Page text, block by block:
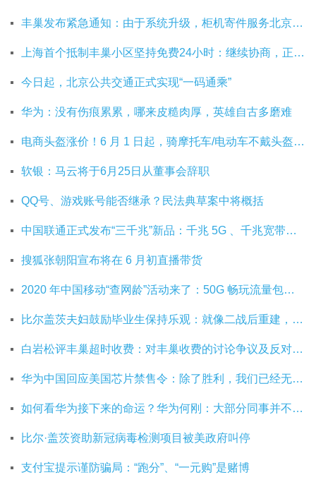
丰巢发布紧急通知：由于系统升级，柜机寄件服务北京双向关停
上海首个抵制丰巢小区坚持免费24小时：继续协商，正在自建快递中转站
今日起，北京公共交通正式实现“一码通乘”
华为：没有伤痕累累，哪来皮糙肉厚，英雄自古多磨难
电商头盔涨价！6 月 1 日起，骑摩托车/电动车不戴头盔将被严查
软银：马云将于6月25日从董事会辞职
QQ号、游戏账号能否继承？民法典草案中将概括
中国联通正式发布“三千兆”新品：千兆 5G 、千兆宽带及千兆 Wi-Fi
搜狐张朝阳宣布将在 6 月初直播带货
2020 年中国移动“查网龄”活动来了：50G 畅玩流量包，钻石勋章宽带提速至 1000 M
比尔盖茨夫妇鼓励毕业生保持乐观：就像二战后重建，你们将引领潮流
白岩松评丰巢超时收费：对丰巢收费的讨论争议及反对其实是件好事
华为中国回应美国芯片禁售令：除了胜利，我们已经无路可走
如何看华为接下来的命运？华为何刚：大部分同事并不悲观
比尔·盖茨资助新冠病毒检测项目被美政府叫停
支付宝提示谨防骗局：“跑分”、“一元购”是赌博